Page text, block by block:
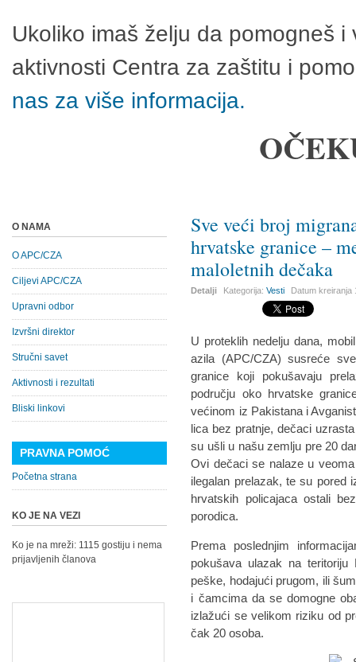
Ukoliko imaš želju da pomogneš
aktivnosti Centra za zaštitu i
nas za više informacija.
Sve veći broj
hrvatske granice –
maloletnih dečaka
Detalji Kategorija:Vesti Datum kreiranja
U proteklih nedelju dana,
azila (APC/CZA) susreće
granice koji pokušavaju
području oko hrvatske
većinom iz Pakistana i
lica bez pratnje, dečaci
su ušli u našu zemlju pre 20
Ovi dečaci se nalaze u
ilegalan prelazak, te su pored
hrvatskih policajaca ostali
porodica.
Prema poslednjim
pokušava ulazak na teritoriju
peške, hodajući prugom, ili
i čamcima da se domogne
izlažući se velikom riziku od
čak 20 osoba.
O NAMA
O APC/CZA
Ciljevi APC/CZA
Upravni odbor
Izvršni direktor
Stručni savet
Aktivnosti i rezultati
Bliski linkovi
PRAVNA POMOĆ
Početna strana
KO JE NA VEZI
Ko je na mreži: 1115 gostiju i nema
prijavljenih članova